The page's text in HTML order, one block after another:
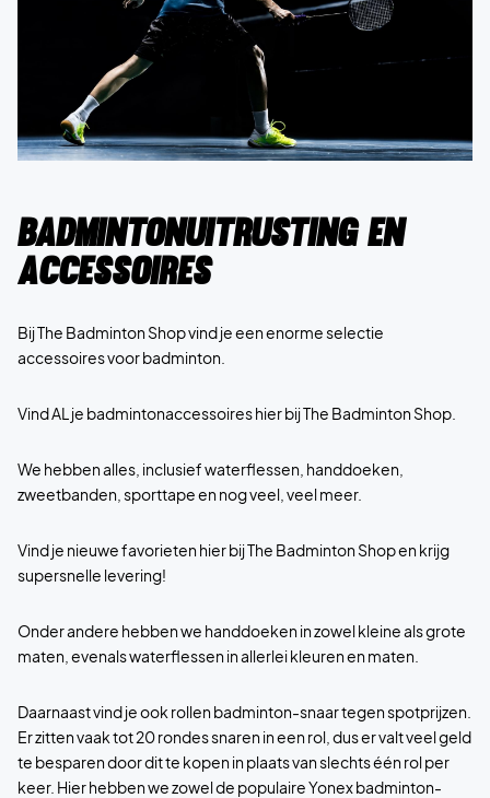
Badmintonuitrusting en
accessoires
Bij The Badminton Shop vind je een enorme selectie
accessoires voor badminton.
Vind AL je badmintonaccessoires hier bij The Badminton Shop.
We hebben alles, inclusief waterflessen, handdoeken,
zweetbanden, sporttape en nog veel, veel meer.
Vind je nieuwe favorieten hier bij The Badminton Shop en krijg
supersnelle levering!
Onder andere hebben we handdoeken in zowel kleine als grote
maten, evenals waterflessen in allerlei kleuren en maten.
Daarnaast vind je ook rollen badminton-snaar tegen spotprijzen.
Er zitten vaak tot 20 rondes snaren in een rol, dus er valt veel geld
te besparen door dit te kopen in plaats van slechts één rol per
keer. Hier hebben we zowel de populaire Yonex badminton-